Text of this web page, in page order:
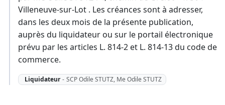
Villeneuve-sur-Lot . Les créances sont à adresser,
dans les deux mois de la présente publication,
auprès du liquidateur ou sur le portail électronique
prévu par les articles L. 814-2 et L. 814-13 du code de
commerce.
Liquidateur - SCP Odile STUTZ, Me Odile STUTZ